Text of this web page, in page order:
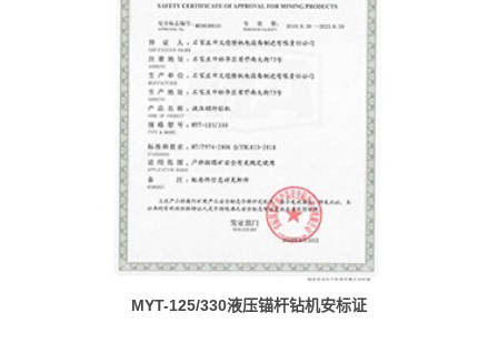
MYT-125/330液压锚杆钻机安标证